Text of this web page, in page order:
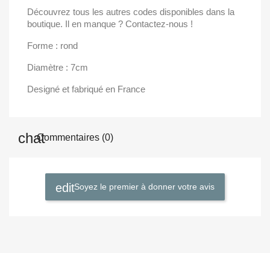
Découvrez tous les autres codes disponibles dans la
boutique. Il en manque ? Contactez-nous !
Forme : rond
Diamètre : 7cm
Designé et fabriqué en France
Commentaires (0)
Soyez le premier à donner votre avis